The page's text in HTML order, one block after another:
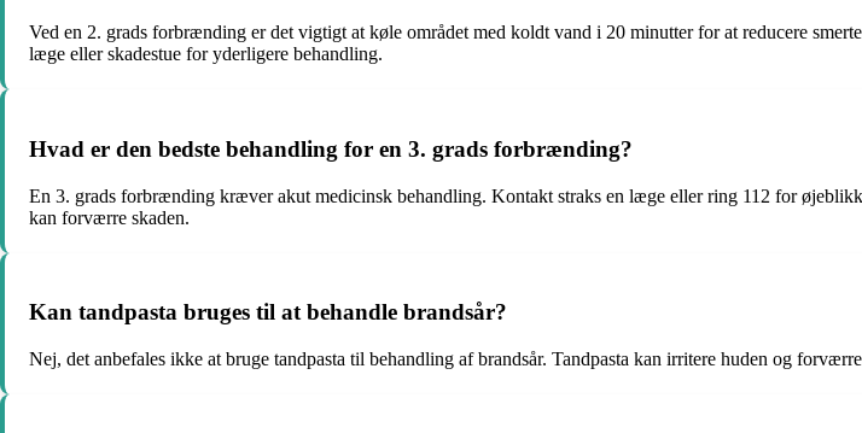
Ved en 2. grads forbrænding er det vigtigt at køle området med koldt vand i 20 minutter for at reducere
læge eller skadestue for yderligere behandling.
Hvad er den bedste behandling for en 3. grads forbrænding?
En 3. grads forbrænding kræver akut medicinsk behandling. Kontakt straks en læge eller ring 112 for
kan forværre skaden.
Kan tandpasta bruges til at behandle brandsår?
Nej, det anbefales ikke at bruge tandpasta til behandling af brandsår. Tandpasta kan irritere huden og